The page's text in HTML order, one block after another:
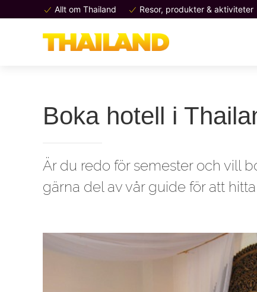
Allt om Thailand Resor, produkter & aktiviteter
Boka hotell i
Är du redo för semester och vill
gärna del av vår guide för att